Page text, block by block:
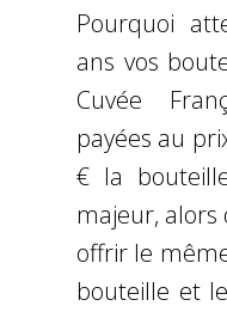
Pourquoi
ans vos
Cuvée
payées au
€ la
majeur, alors
offrir le
bouteille et